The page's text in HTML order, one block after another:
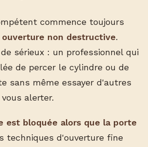
commence toujours
ouverture non destructive.
sérieux : un professionnel qui
de percer le cylindre ou de
sans même essayer d'autres
alerter.
est bloquée alors que la porte
techniques d'ouverture fine